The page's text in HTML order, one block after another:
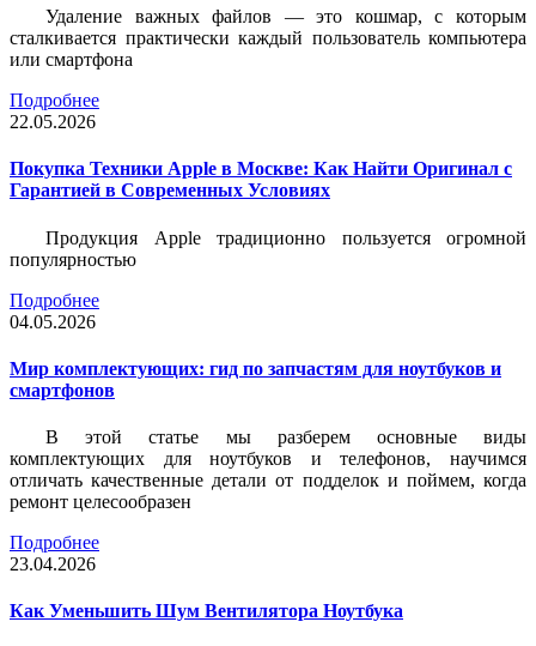
Удаление важных файлов — это кошмар, с которым
сталкивается практически каждый пользователь компьютера
или смартфона
Подробнее
22.05.2026
Покупка Техники Apple в Москве: Как Найти Оригинал с
Гарантией в Современных Условиях
Продукция Apple традиционно пользуется огромной
популярностью
Подробнее
04.05.2026
Мир комплектующих: гид по запчастям для ноутбуков и
смартфонов
В этой статье мы разберем основные виды
комплектующих для ноутбуков и телефонов, научимся
отличать качественные детали от подделок и поймем, когда
ремонт целесообразен
Подробнее
23.04.2026
Как Уменьшить Шум Вентилятора Ноутбука